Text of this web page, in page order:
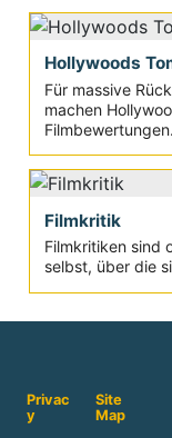
Hollywoods
Für massive
machen
Filmkritik
Filmkritiken sind
selbst, über die
Privac
y
Site
Map